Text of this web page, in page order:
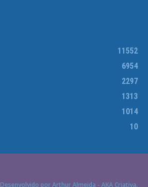
11552
6954
2297
1313
1014
10
Desenvolvido por Arthur Almeida - AKA Criativa.